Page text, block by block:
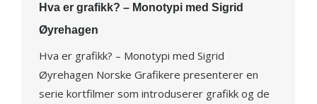
Hva er grafikk? – Monotypi med Sigrid
Øyrehagen
Hva er grafikk? – Monotypi med Sigrid
Øyrehagen Norske Grafikere presenterer en
serie kortfilmer som introduserer grafikk og de